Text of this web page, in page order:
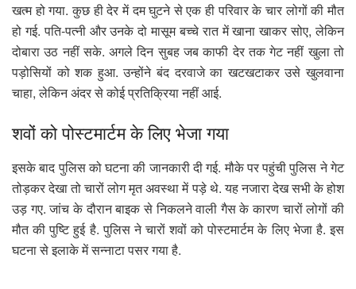
खत्म हो गया. कुछ ही देर में दम घुटने से एक ही परिवार के चार लोगों की मौत
हो गई. पति-पत्नी और उनके दो मासूम बच्चे रात में खाना खाकर सोए, लेकिन
दोबारा उठ नहीं सके. अगले दिन सुबह जब काफी देर तक गेट नहीं खुला तो
पड़ोसियों को शक हुआ. उन्होंने बंद दरवाजे का खटखटाकर उसे खुलवाना
चाहा, लेकिन अंदर से कोई प्रतिक्रिया नहीं आई.
शवों को पोस्टमार्टम के लिए भेजा गया
इसके बाद पुलिस को घटना की जानकारी दी गई. मौके पर पहुंची पुलिस ने गेट
तोड़कर देखा तो चारों लोग मृत अवस्था में पड़े थे. यह नजारा देख सभी के होश
उड़ गए. जांच के दौरान बाइक से निकलने वाली गैस के कारण चारों लोगों की
मौत की पुष्टि हुई है. पुलिस ने चारों शवों को पोस्टमार्टम के लिए भेजा है. इस
घटना से इलाके में सन्नाटा पसर गया है.